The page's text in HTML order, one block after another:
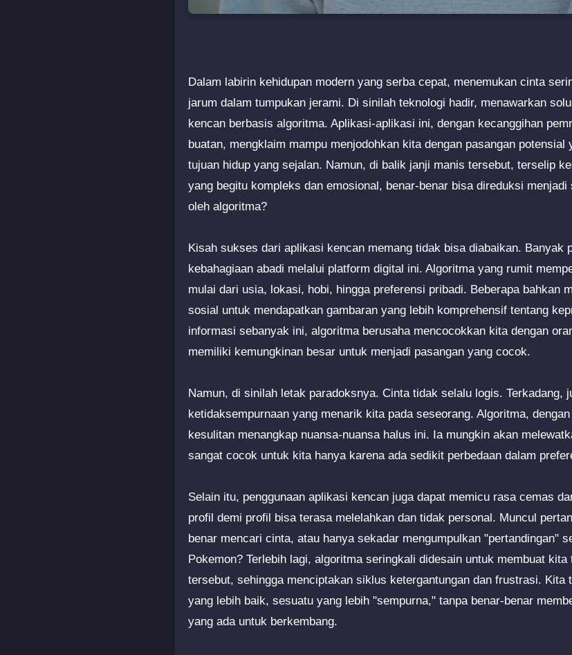
Dalam labirin kehidupan modern yang serba cepat, menemukan cinta
jarum dalam tumpukan jerami. Di sinilah teknologi hadir, menawarkan
kencan berbasis algoritma. Aplikasi-aplikasi ini, dengan kecanggihan
buatan, mengklaim mampu menjodohkan kita dengan pasangan
tujuan hidup yang sejalan. Namun, di balik janji manis tersebut, terselip
yang begitu kompleks dan emosional, benar-benar bisa direduksi
oleh algoritma?
Kisah sukses dari aplikasi kencan memang tidak bisa diabaikan. Banyak
kebahagiaan abadi melalui platform digital ini. Algoritma yang rumit
mulai dari usia, lokasi, hobi, hingga preferensi pribadi. Beberapa bahkan
sosial untuk mendapatkan gambaran yang lebih komprehensif tentang
informasi sebanyak ini, algoritma berusaha mencocokkan kita dengan
memiliki kemungkinan besar untuk menjadi pasangan yang cocok.
Namun, di sinilah letak paradoksnya. Cinta tidak selalu logis. Terkadang,
ketidaksempurnaan yang menarik kita pada seseorang. Algoritma,
kesulitan menangkap nuansa-nuansa halus ini. Ia mungkin akan
sangat cocok untuk kita hanya karena ada sedikit perbedaan dalam
Selain itu, penggunaan aplikasi kencan juga dapat memicu rasa cemas
profil demi profil bisa terasa melelahkan dan tidak personal. Muncul
benar mencari cinta, atau hanya sekadar mengumpulkan "pertandingan"
Pokemon? Terlebih lagi, algoritma seringkali didesain untuk membuat
tersebut, sehingga menciptakan siklus ketergantungan dan frustrasi. Kita
yang lebih baik, sesuatu yang lebih "sempurna," tanpa benar-benar
yang ada untuk berkembang.